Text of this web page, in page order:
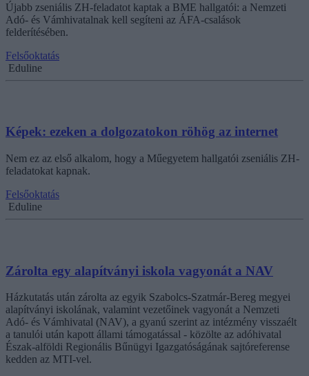
Újabb zseniális ZH-feladatot kaptak a BME hallgatói: a Nemzeti
Adó- és Vámhivatalnak kell segíteni az ÁFA-csalások
felderítésében.
Felsőoktatás
Eduline
Képek: ezeken a dolgozatokon röhög az internet
Nem ez az első alkalom, hogy a Műegyetem hallgatói zseniális ZH-
feladatokat kapnak.
Felsőoktatás
Eduline
Zárolta egy alapítványi iskola vagyonát a NAV
Házkutatás után zárolta az egyik Szabolcs-Szatmár-Bereg megyei
alapítványi iskolának, valamint vezetőinek vagyonát a Nemzeti
Adó- és Vámhivatal (NAV), a gyanú szerint az intézmény visszaélt
a tanulói után kapott állami támogatással - közölte az adóhivatal
Észak-alföldi Regionális Bűnügyi Igazgatóságának sajtóreferense
kedden az MTI-vel.